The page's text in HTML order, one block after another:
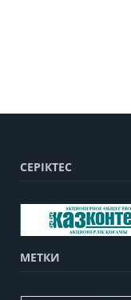
СЕРІКТЕС
МЕТКИ